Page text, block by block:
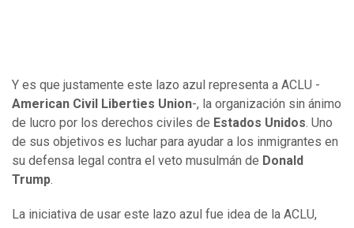
Y es que justamente este lazo azul representa a ACLU -
American Civil Liberties Union-, la organización sin ánimo
de lucro por los derechos civiles de Estados Unidos. Uno
de sus objetivos es luchar para ayudar a los inmigrantes en
su defensa legal contra el veto musulmán de Donald
Trump.
La iniciativa de usar este lazo azul fue idea de la ACLU,